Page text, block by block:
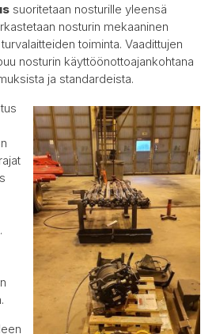
suoritetaan nosturille yleensä
nosturin mekaaninen
toiminta. Vaadittujen
nosturin käyttöönottoajankohtana
ja standardeista.